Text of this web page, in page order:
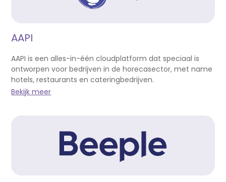
AAPI
AAPI is een alles-in-één cloudplatform dat speciaal is
ontworpen voor bedrijven in de horecasector, met name
hotels, restaurants en cateringbedrijven.
Bekijk meer